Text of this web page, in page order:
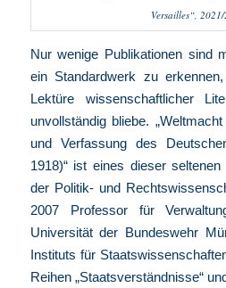
Versailles“,
Nur wenige Publikationen sind
ein Standardwerk zu
Lektüre wissenschaftlicher
unvollständig bliebe.
und Verfassung des
1918)“ ist eines dieser
der Politik- und
2007 Professor für
Universität der Bundeswehr
Instituts für
Reihen „Staatsverständnisse“